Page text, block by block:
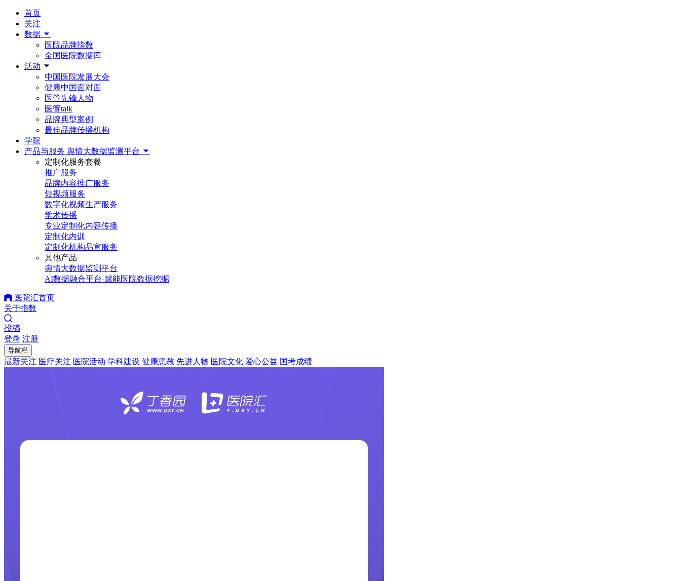
首页
关注
数据
医院品牌指数
全国医院数据库
活动
中国医院发展大会
健康中国面对面
医管先锋人物
医管talk
品牌典型案例
最佳品牌传播机构
学院
产品与服务 舆情大数据监测平台
定制化服务套餐
推广服务
品牌内容推广服务
短视频服务
数字化视频生产服务
学术传播
专业定制化内容传播
定制化内训
定制化机构品宣服务
其他产品
舆情大数据监测平台
AI数据融合平台-赋能医院数据挖掘
医院汇首页
关于指数
投稿
登录 注册
导航栏
最新关注 医疗关注 医院活动 学科建设 健康患教 先进人物 医院文化 爱心公益 国考成绩